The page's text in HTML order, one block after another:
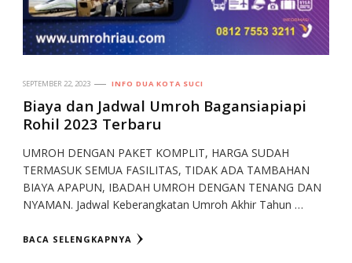
SEPTEMBER 22, 2023 INFO DUA KOTA SUCI
Biaya dan Jadwal Umroh Bagansiapiapi
Rohil 2023 Terbaru
UMROH DENGAN PAKET KOMPLIT, HARGA SUDAH
TERMASUK SEMUA FASILITAS, TIDAK ADA TAMBAHAN
BIAYA APAPUN, IBADAH UMROH DENGAN TENANG DAN
NYAMAN. Jadwal Keberangkatan Umroh Akhir Tahun …
BACA SELENGKAPNYA